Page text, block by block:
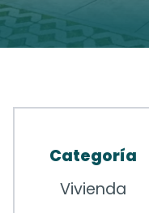
Categoría
Vivienda